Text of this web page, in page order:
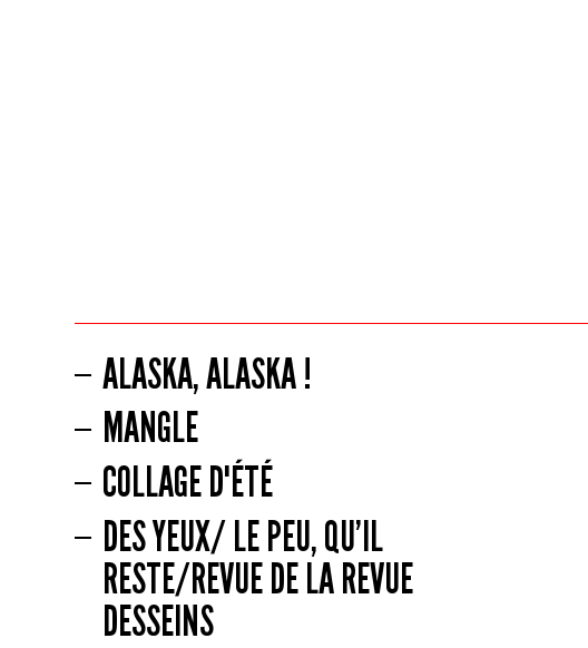
ALASKA, ALASKA !
MANGLE
COLLAGE D'ÉTÉ
DES YEUX/ LE PEU, QU’IL
RESTE/REVUE DE LA REVUE
DESSEINS